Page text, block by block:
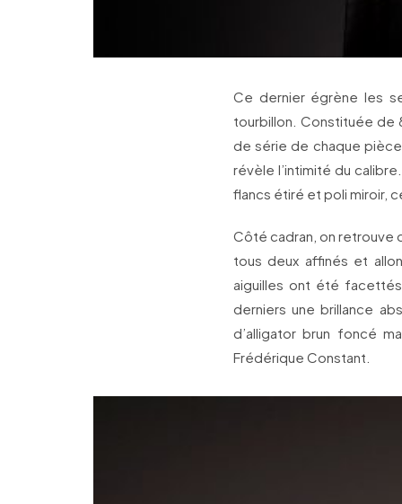
Ce dernier égrène les
tourbillon. Constituée de
de série de chaque
révèle l’intimité du
flancs étiré et poli miroir,
Côté cadran, on retrouve
tous deux affinés et
aiguilles ont été facettés
derniers une brillance
d’alligator brun foncé
Frédérique Constant.